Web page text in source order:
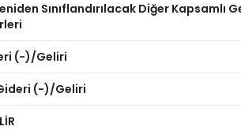
Sınıflandırılacak Diğer Kapsamlı
(-)/Geliri
(-)/Geliri